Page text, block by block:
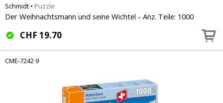
Schmidt • Puzzle
Der Weihnachtsmann und seine Wichtel - Anz. Teile: 1000
CHF 19.70
CME-7242 9